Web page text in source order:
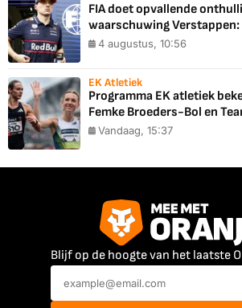
FIA doet opvallende
waarschuwing
4 augustus, 10:56
EK Atletiek
Programma EK atletiek
Femke Broeders-Bol en
Vandaag, 15:37
Blijf op de hoogte van het laatste